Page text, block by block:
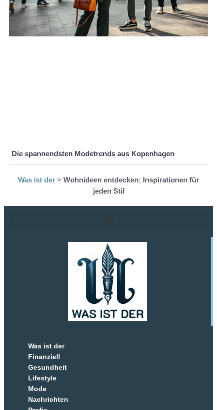
Die spannendsten Modetrends aus Kopenhagen
Was ist der > Wohnideen entdecken: Inspirationen für
jeden Stil
Was ist der
Finanziell
Gesundheit
Lifestyle
Mode
Nachrichten